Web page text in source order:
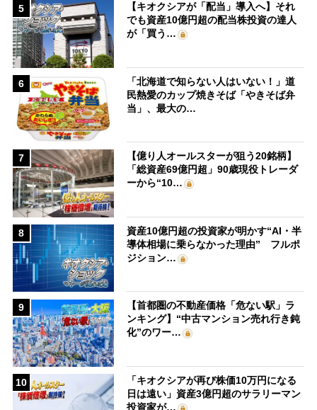
5
【キオクシアが「配当」導入へ】それ
でも資産10億円超の配当株投資の達人
が「買う…
6
「北海道で知らない人はいない！」道
民熱愛のカップ焼きそば「やきそば弁
当」、最大の…
7
【億り人オールスターが狙う20銘柄】
「総資産69億円超」90歳現役トレーダ
ーから“10…
8
資産10億円超の投資家が明かす“AI・半
導体相場に乗らなかった理由” フルポ
ジション…
9
【首都圏の不動産価格「危ない駅」ラ
ンキング】“中古マンション売れ行き鈍
化”のワー…
10
「キオクシアが再び株価10万円になる
日は遠い」資産3億円超のサラリーマン
投資家が…